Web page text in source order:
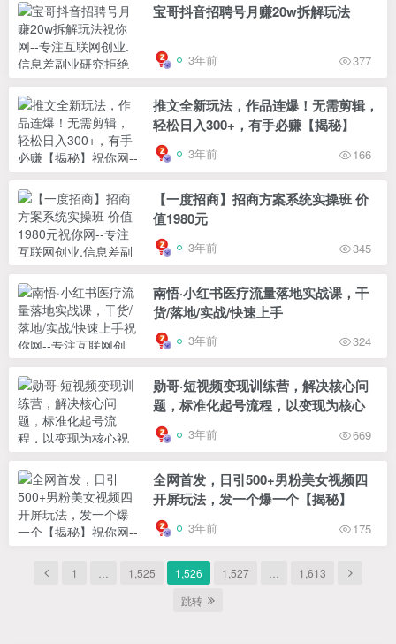
宝哥抖音招聘号月赚20w拆解玩法
3年前 377
推文全新玩法，作品连爆！无需剪辑，
轻松日入300+，有手必赚【揭秘】
3年前 166
【一度招商】招商方案系统实操班 价
值1980元
3年前 345
南悟·小红书医疗流量落地实战课，干
货/落地/实战/快速上手
3年前 324
勋哥·短视频变现训练营，解决核心问
题，标准化起号流程，以变现为核心
3年前 669
全网首发，日引500+男粉美女视频四
开屏玩法，发一个爆一个【揭秘】
3年前 175
1 1,525 1,526 1,527
1,613
跳转